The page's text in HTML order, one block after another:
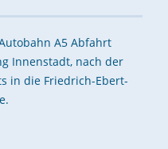
A5 Abfahrt
Innenstadt, nach der
in die Friedrich-Ebert-